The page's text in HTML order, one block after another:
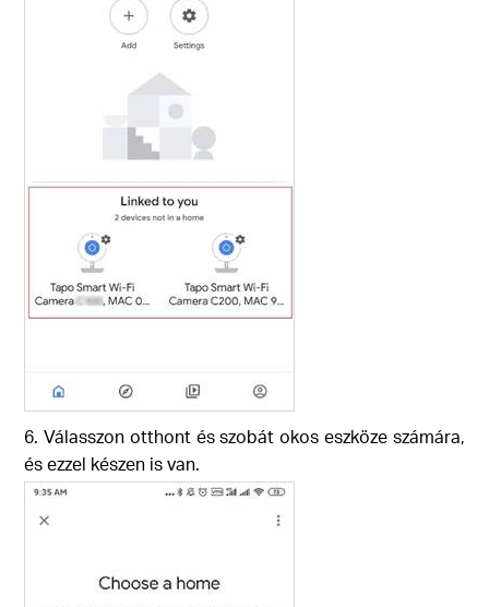
6. Válasszon otthont és szobát okos eszköze számára,
és ezzel készen is van.